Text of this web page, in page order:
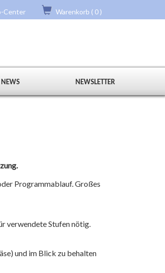
Center Warenkorb ( 0 )
NEWS NEWSLETTER
Programmablauf. Großes
verwendete Stufen nötig.
und im Blick zu behalten